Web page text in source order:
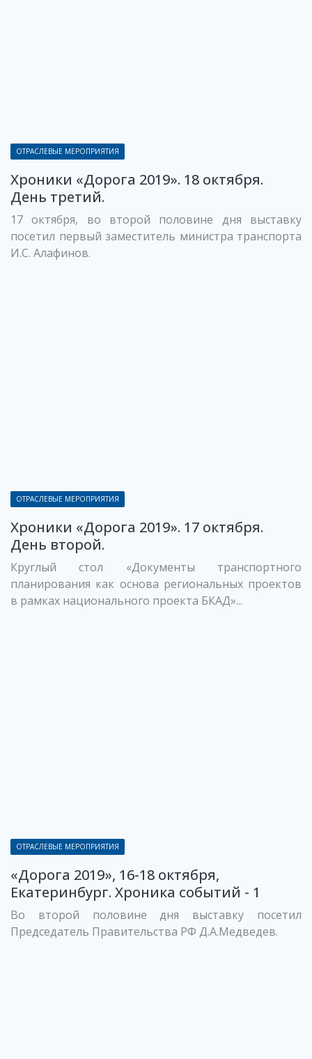
ОТРАСЛЕВЫЕ МЕРОПРИЯТИЯ
Хроники «Дорога 2019». 18 октября.
День третий.
17 октября, во второй половине дня выставку
посетил первый заместитель министра транспорта
И.С. Алафинов.
ОТРАСЛЕВЫЕ МЕРОПРИЯТИЯ
Хроники «Дорога 2019». 17 октября.
День второй.
Круглый стол «Документы транспортного
планирования как основа региональных проектов
в рамках национального проекта БКАД»...
ОТРАСЛЕВЫЕ МЕРОПРИЯТИЯ
«Дорога 2019», 16-18 октября,
Екатеринбург. Хроника событий - 1
Во второй половине дня выставку посетил
Председатель Правительства РФ Д.А.Медведев.